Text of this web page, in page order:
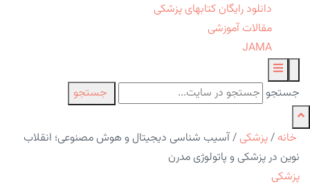
دانلود رایگان کتابهای پزشکی
مقالات آموزشی
JAMA
جستجو جستجو
خانه /پزشکی /آسیب شناسی دیجیتال و هوش مصنوعی؛ انقلاب
نوین در پزشکی و پاتولوژی مدرن
پزشکی